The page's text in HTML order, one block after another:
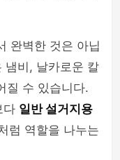
완벽한 것은 아닙
냄비, 날카로운 칼
질 수 있습니다.
다 일반 설거지용
럼 역할을 나누는